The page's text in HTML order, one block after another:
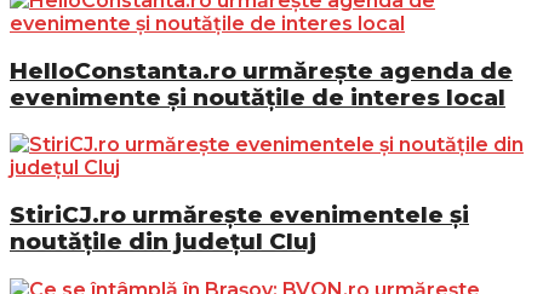
HelloConstanta.ro urmărește agenda de
evenimente și noutățile de interes local
StiriCJ.ro urmărește evenimentele și
noutățile din județul Cluj